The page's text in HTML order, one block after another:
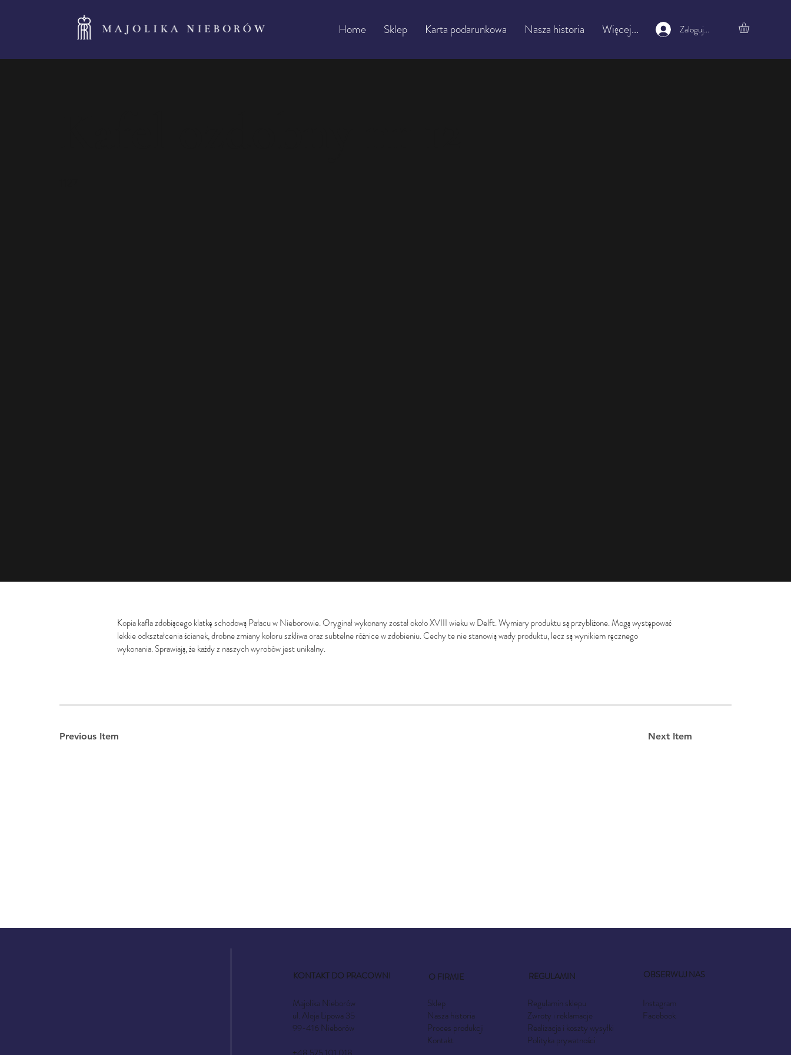
Home Sklep Karta podarunkowa Nasza historia Więcej... Zaloguj się
Previous Item Next Item
Kopia kafla zdobiącego klatkę schodową Pałacu w Nieborowie. Oryginał wykonany został około XVIII wieku w Delft. Wymiary produktu są przybliżone. Mogą występować
lekkie odkształcenia ścianek, drobne zmiany koloru szkliwa oraz subtelne różnice w zdobieniu. Cechy te nie stanowią wady produktu, lecz są wynikiem ręcznego
wykonania. Sprawiają, że każdy z naszych wyrobów jest unikalny.
KONTAKT DO PRACOWNI
Majolika Nieborów
ul. Aleja Lipowa 35
99-416 Nieborów
OBSERWUJ NAS
Instagram
Facebook
REGULAMIN
Regulamin sklepu
Zwroty i reklamacje
Realizacja i koszty wysyłki
Polityka prywatności
Sklep
Nasza historia
Proces produkcji
Kontakt
O FIRMIE